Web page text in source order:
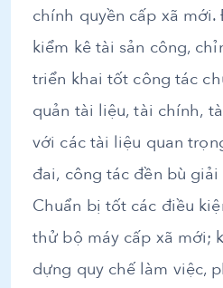
chính quyền cấp xã
kiểm kê tài sản công,
triển khai tốt công tác
quản tài liệu, tài chính,
với các tài liệu quan
đai, công tác đền bù
Chuẩn bị tốt các điều
thử bộ máy cấp xã mới;
dựng quy chế làm việc,